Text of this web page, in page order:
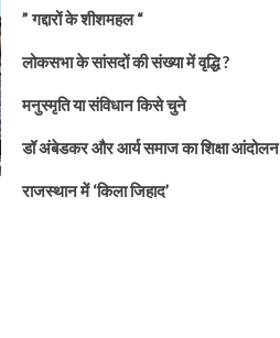
” गद्दारों के शीशमहल “
लोकसभा के सांसदों की संख्या में वृद्धि ?
मनुस्मृति या संविधान किसे चुने
डॉ अंबेडकर और आर्य समाज का शिक्षा आंदोलन
राजस्थान में ‘किला जिहाद’